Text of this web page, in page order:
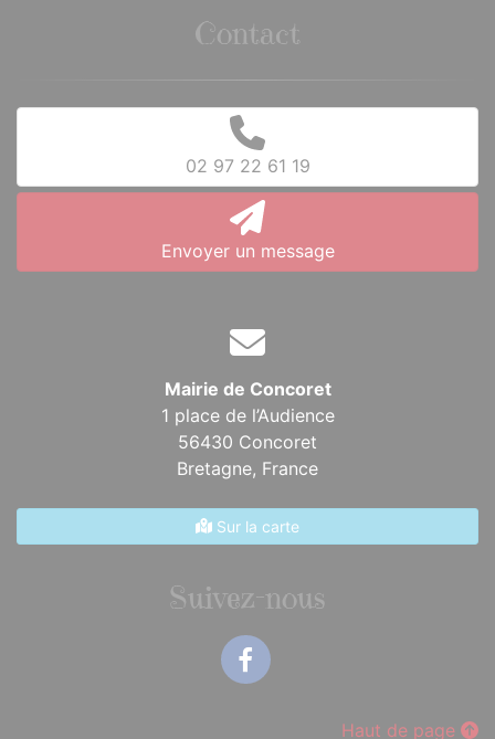
Contact
02 97 22 61 19
Envoyer un message
Mairie de Concoret
1 place de l’Audience
56430 Concoret
Bretagne, France
Sur la carte
Suivez-nous
Haut de page